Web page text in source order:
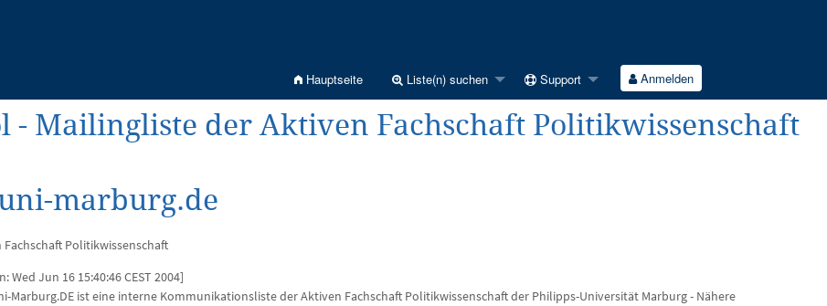
Hauptseite Liste(n) suchen Support Anmelden
- Mailingliste der Aktiven Fachschaft Politikwissenschaft
marburg.de
Politikwissenschaft
Wed Jun 16 15:40:46 CEST 2004]
Marburg.DE ist eine interne Kommunikationsliste der Aktiven Fachschaft Politikwissenschaft der Philipps-Universität Marburg - Nähere